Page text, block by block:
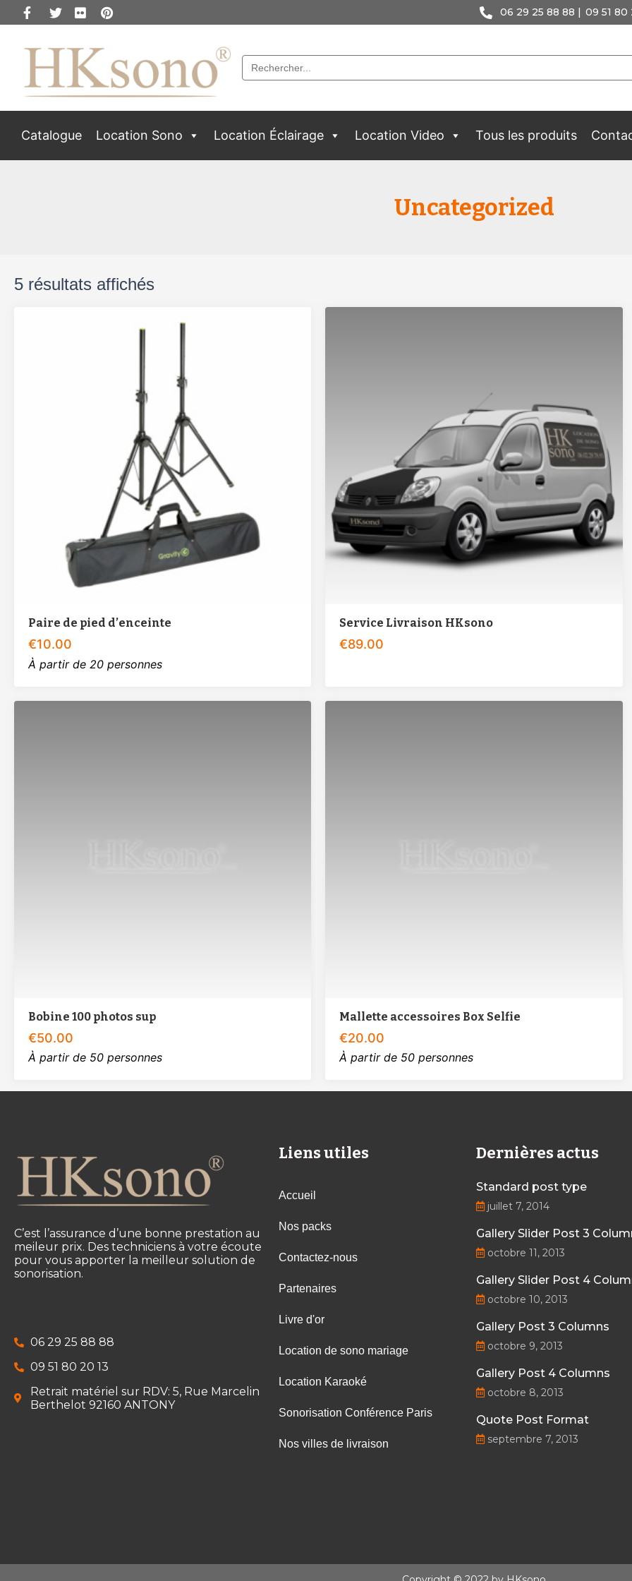
06 29 25 88 88 | 09 51 80
Search
for:
Catalogue Location Sono Location Éclairage Location Video Tous les produits
Uncategorized
5 résultats affichés
À partir de 20 personnes
Paire de pied d’enceinte
€10.00
Service Livraison HKsono
€89.00
À partir de 50 personnes
Bobine 100 photos sup
€50.00
À partir de 50 personnes
Mallette accessoires Box Selfie
€20.00
C’est l’assurance d’une bonne prestation au
meileur prix. Des techniciens à votre écoute
pour vous apporter la meilleur solution de
sonorisation.
06 29 25 88 88
09 51 80 20 13
Retrait matériel sur RDV: 5, Rue Marcelin
Berthelot 92160 ANTONY
Liens utiles
Accueil
Nos packs
Contactez-nous
Partenaires
Livre d'or
Location de sono mariage
Location Karaoké
Sonorisation Conférence Paris
Nos villes de livraison
Dernières actus
Standard post type
juillet 7, 2014
Gallery Slider Post 3
octobre 11, 2013
Gallery Slider Post 4
octobre 10, 2013
Gallery Post 3 Columns
octobre 9, 2013
Gallery Post 4 Columns
octobre 8, 2013
Quote Post Format
septembre 7, 2013